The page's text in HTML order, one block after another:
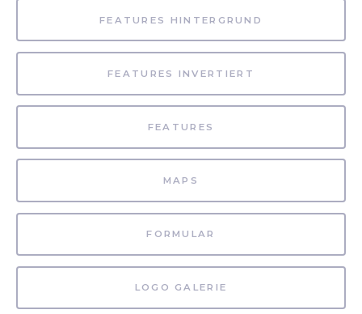
FEATURES HINTERGRUND
FEATURES INVERTIERT
FEATURES
MAPS
FORMULAR
LOGO GALERIE